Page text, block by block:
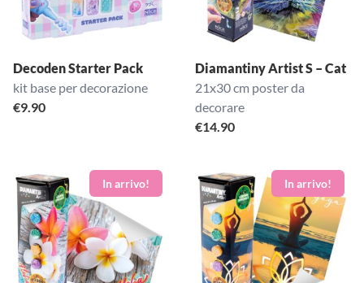
Decoden Starter Pack
kit base per decorazione
€9.90
Diamantiny Artist S – Cat
21x30 cm poster da
decorare
€14.90